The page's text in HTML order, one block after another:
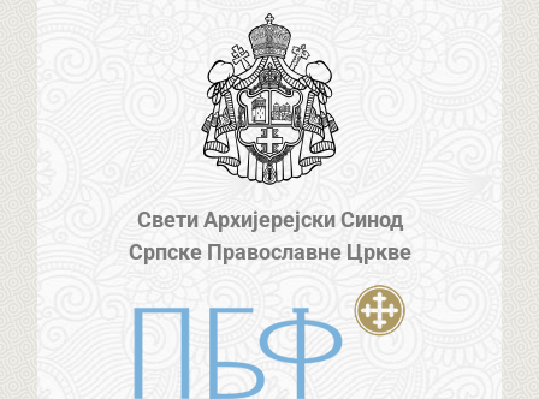
Свети Архијерејски Синод
Српске Православне Цркве